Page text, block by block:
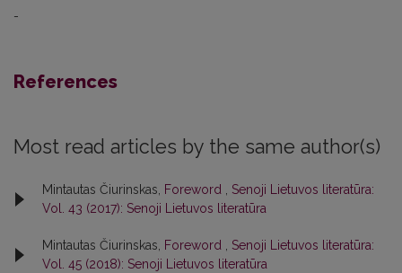
-
References
Most read articles by the same author(s)
Mintautas Čiurinskas, Foreword , Senoji Lietuvos literatūra:
Vol. 43 (2017): Senoji Lietuvos literatūra
Mintautas Čiurinskas, Foreword , Senoji Lietuvos literatūra:
Vol. 45 (2018): Senoji Lietuvos literatūra